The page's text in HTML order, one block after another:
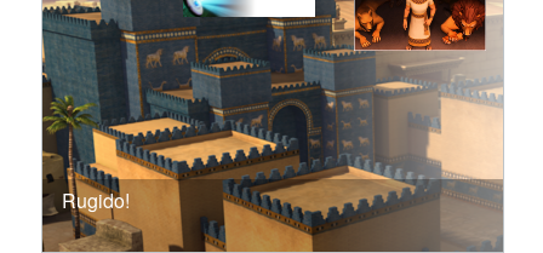
Rugido!